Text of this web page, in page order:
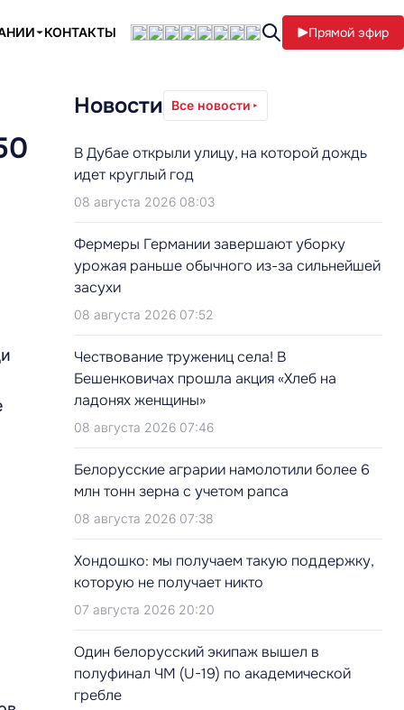
КОНТАКТЫ Прямой эфир
Новости Все новости
В Дубае открыли улицу, на которой дождь
идет круглый год
08 августа 2026 08:03
Фермеры Германии завершают уборку
урожая раньше обычного из-за сильнейшей
засухи
08 августа 2026 07:52
Чествование тружениц села! В
Бешенковичах прошла акция «Хлеб на
ладонях женщины»
08 августа 2026 07:46
Белорусские аграрии намолотили более 6
млн тонн зерна с учетом рапса
08 августа 2026 07:38
Хондошко: мы получаем такую поддержку,
которую не получает никто
07 августа 2026 20:20
Один белорусский экипаж вышел в
полуфинал ЧМ (U-19) по академической
гребле